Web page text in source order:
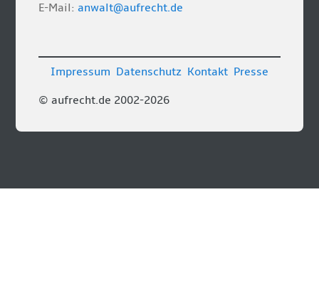
E-Mail:anwalt@aufrecht.de
© aufrecht.de 2002-2026
Impressum Datenschutz Kontakt Presse